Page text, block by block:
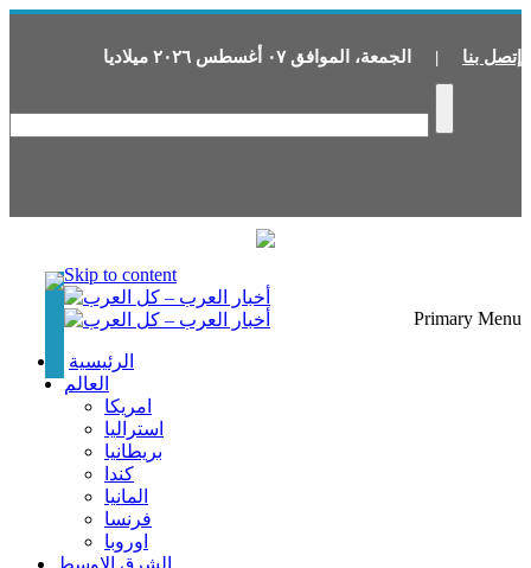
إتصل بنا | الجمعة، الموافق ٠٧ أغسطس ٢٠٢٦ ميلاديا
Skip to content
Primary Menu
الرئيسية
العالم
امريكا
استراليا
بريطانيا
كندا
المانيا
فرنسا
اوروبا
الشرق الاوسط